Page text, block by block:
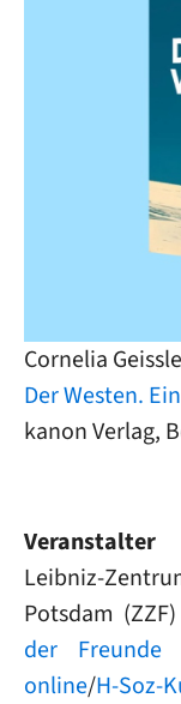
Cornelia
Der Westen.
kanon Verlag,
Leibniz-
Potsdam
der Freunde
online/H-Soz-